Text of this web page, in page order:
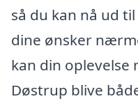
så du kan nå ud
dine ønsker
kan din oplevelse
Døstrup blive